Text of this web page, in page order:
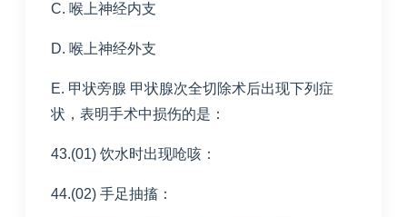
C. 喉上神经内支
D. 喉上神经外支
E. 甲状旁腺 甲状腺次全切除术后出现下列症
状，表明手术中损伤的是：
43.(01) 饮水时出现呛咳：
44.(02) 手足抽搐：